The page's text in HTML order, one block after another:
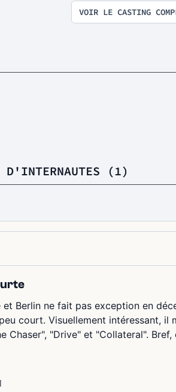
VOIR LE CASTING
(1)
Berlin ne fait pas exception en
court. Visuellement intéressant, il
Chaser", "Drive" et "Collateral".